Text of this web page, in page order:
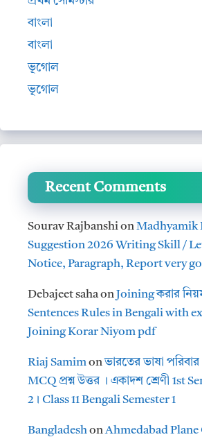
বাংলা
বাংলা
ভূগোল
ভূগোল
Recent Comments
Sourav RajbanshionMadhyamik
Suggestion 2026 Writing Skill /
Notice, Paragraph, Report very
Debajeet sahaonJoining করার
Sentences Rules in Bengali with
Joining Korar Niyom pdf
Riaj Samimonভারতের ভাষা পরিবার
MCQ প্রশ্ন উত্তর । একাদশ শ্রেণী 1st
2। Class 11 Bengali Semester 1
BangladeshonAhmedabad